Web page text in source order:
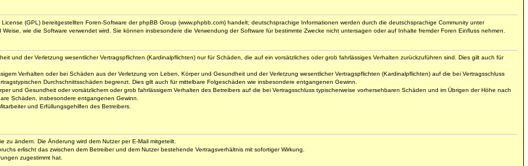
(GPL) bereitgestellten Foren-Software der phpBB Group (www.phpbb.com) handelt; deutschsprachige Informationen werden durch die deutschsprachige Community unter
wie die Software verwendet wird. Sie können insbesondere die Verwendung der Software für bestimmte Zwecke nicht untersagen oder auf Inhalte fremder Foren Einfluss nehmen.
und der Verletzung wesentlicher Vertragspflichten (Kardinalpflichten) nur für Schäden, die auf ein vorsätzliches oder grob fahrlässiges Verhalten zurückzuführen sind. Dies gilt auch für
Verhalten oder bei Schäden aus der Verletzung von Leben, Körper und Gesundheit und der Verletzung wesentlicher Vertragspflichten (Kardinalpflichten) auf die bei Vertragsschluss
Durchschnittsschäden begrenzt. Dies gilt auch für mittelbare Folgeschäden wie insbesondere entgangenen Gewinn.
und Gesundheit oder vorsätzlichem oder grob fahrlässigem Verhalten des Betreibers auf die bei Vertragsschluss typischerweise vorhersehbaren Schäden und im Übrigen der Höhe nach
Schäden, insbesondere entgangenen Gewinn.
und Erfüllungsgehilfen des Betreibers.
ändern. Die Änderung wird dem Nutzer per E-Mail mitgeteilt.
erlischt das zwischen dem Betreiber und dem Nutzer bestehende Vertragsverhältnis mit sofortiger Wirkung.
zugestimmt hat.